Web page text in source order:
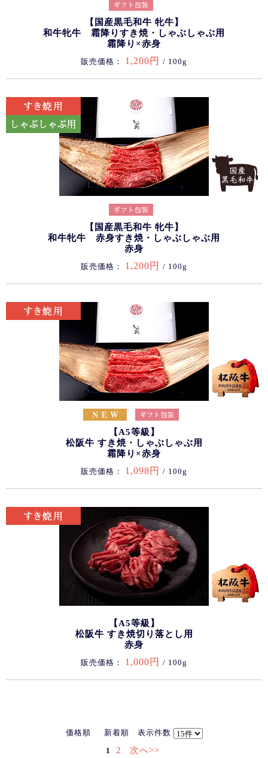
【国産黒毛和牛 牝牛】
和牛牝牛 霜降りすき焼・しゃぶしゃぶ用
霜降り×赤身
販売価格： 1,200円 / 100g
【国産黒毛和牛 牝牛】
和牛牝牛 赤身すき焼・しゃぶしゃぶ用
赤身
販売価格： 1,200円 / 100g
【A5等級】
松阪牛 すき焼・しゃぶしゃぶ用
霜降り×赤身
販売価格： 1,098円 / 100g
【A5等級】
松阪牛 すき焼切り落とし用
赤身
販売価格： 1,000円 / 100g
価格順 新着順 表示件数
1 2 次へ>>